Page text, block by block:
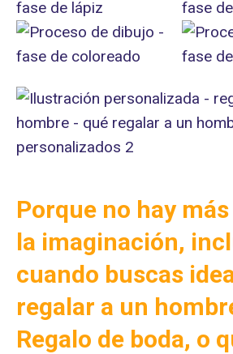
Porque no hay
la imaginación,
cuando buscas
regalar a un
Regalo de boda, o